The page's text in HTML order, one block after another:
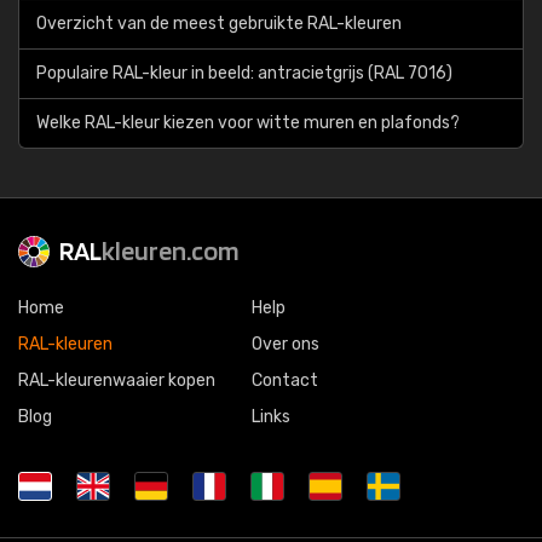
Overzicht van de meest gebruikte RAL-kleuren
Populaire RAL-kleur in beeld: antracietgrijs (RAL 7016)
Welke RAL-kleur kiezen voor witte muren en plafonds?
RALkleuren.com
Home
RAL-kleuren
RAL-kleurenwaaier kopen
Blog
Help
Over ons
Contact
Links